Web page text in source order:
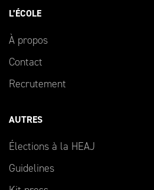
L’ÉCOLE
À propos
Contact
Recrutement
AUTRES
Élections à la HEAJ
Guidelines